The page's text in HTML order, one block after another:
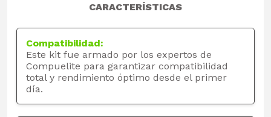
CARACTERÍSTICAS
Compatibilidad:
Este kit fue armado por los expertos de
Compuelite para garantizar compatibilidad
total y rendimiento óptimo desde el primer
día.